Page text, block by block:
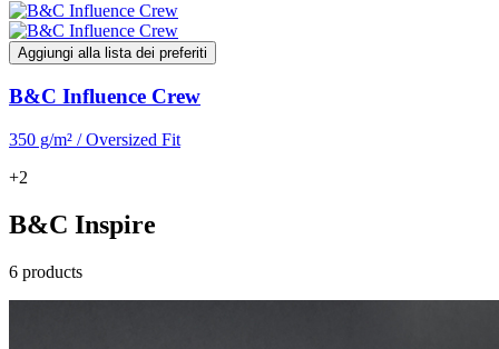
Aggiungi alla lista dei preferiti
B&C Influence Crew
350 g/m² / Oversized Fit
+2
B&C Inspire
6 products